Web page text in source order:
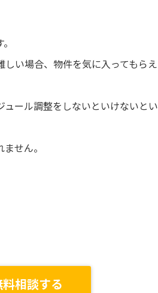
い場合、物件を気に入ってもらえ
ール調整をしないといけないとい
せん。
相談する